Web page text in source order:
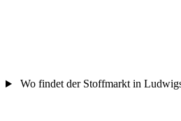
Wo findet der Stoffmarkt in